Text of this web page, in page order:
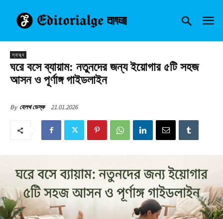
স্বাস্থ্য
ঘরে বসে ব্যায়াম: নতুনদের জন্য ইয়োগার ৫টি সহজ
আসন ও পূর্ণাঙ্গ গাইডলাইন
By হেলথ ডেস্ক 21.01.2026